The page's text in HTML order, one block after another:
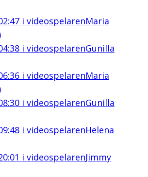
i videospelarenMaria
i videospelarenGunilla
i videospelarenMaria
i videospelarenGunilla
i videospelarenHelena
i videospelarenJimmy